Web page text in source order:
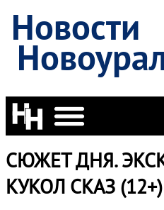
Новости
СЮЖЕТ ДНЯ.
КУКОЛ СКАЗ (12+)